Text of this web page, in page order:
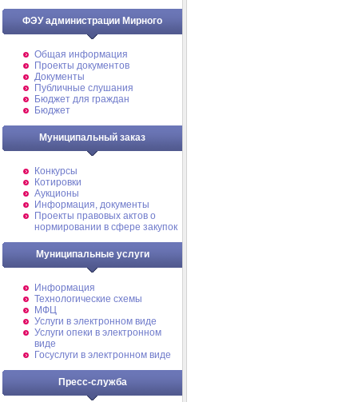
ФЭУ администрации Мирного
Общая информация
Проекты документов
Документы
Публичные слушания
Бюджет для граждан
Бюджет
Муниципальный заказ
Конкурсы
Котировки
Аукционы
Информация, документы
Проекты правовых актов о
нормировании в сфере закупок
Муниципальные услуги
Информация
Технологические схемы
МФЦ
Услуги в электронном виде
Услуги опеки в электронном
виде
Госуслуги в электронном виде
Пресс-служба